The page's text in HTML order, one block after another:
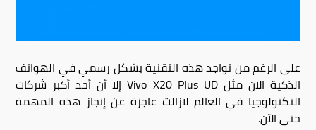
على الرغم من تواجد هذه التقنية بشكل رسمي في الهواتف
الذكية الان مثل Vivo X20 Plus UD إلا أن أحد أكبر شركات
التكنولوجيا في العالم لازالت عاجزة عن إنجاز هذه المهمة
حتى الآن.